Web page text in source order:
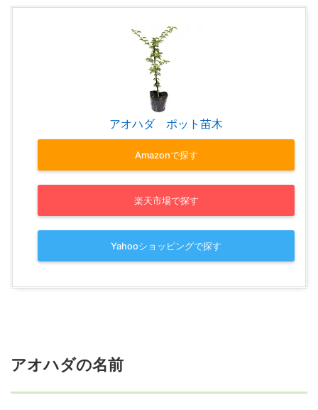
アオハダ ポット苗木
Amazonで探す
楽天市場で探す
Yahooショッピングで探す
アオハダの名前